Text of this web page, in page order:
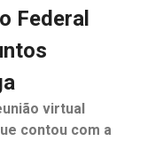
Federal
virtual
contou com a